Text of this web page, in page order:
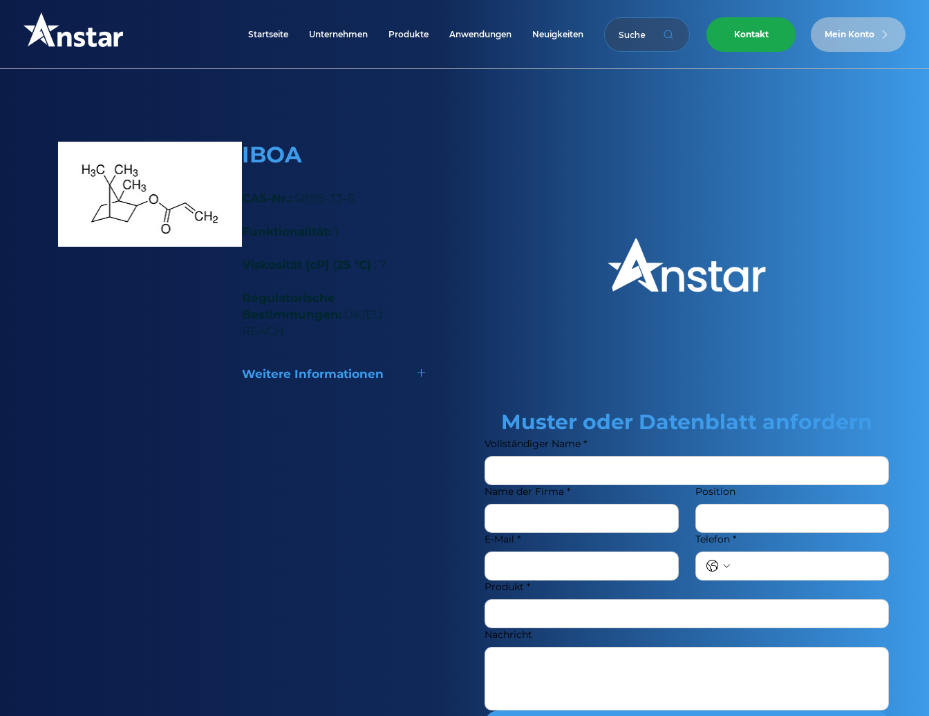
Kontakt
Startseite Unternehmen Produkte Anwendungen Neuigkeiten Mein Konto
Suche
IBOA
CAS-Nr.: 5888-33-5
Funktionalität: 1
Viskosität [cP] (25 °C) : 7
Regulatorische
Bestimmungen: UK/EU
REACH
Weitere Informationen
Muster oder Datenblatt anfordern
Vollständiger Name *
Name der Firma * Position
E-Mail * Telefon *
Produkt *
Nachricht